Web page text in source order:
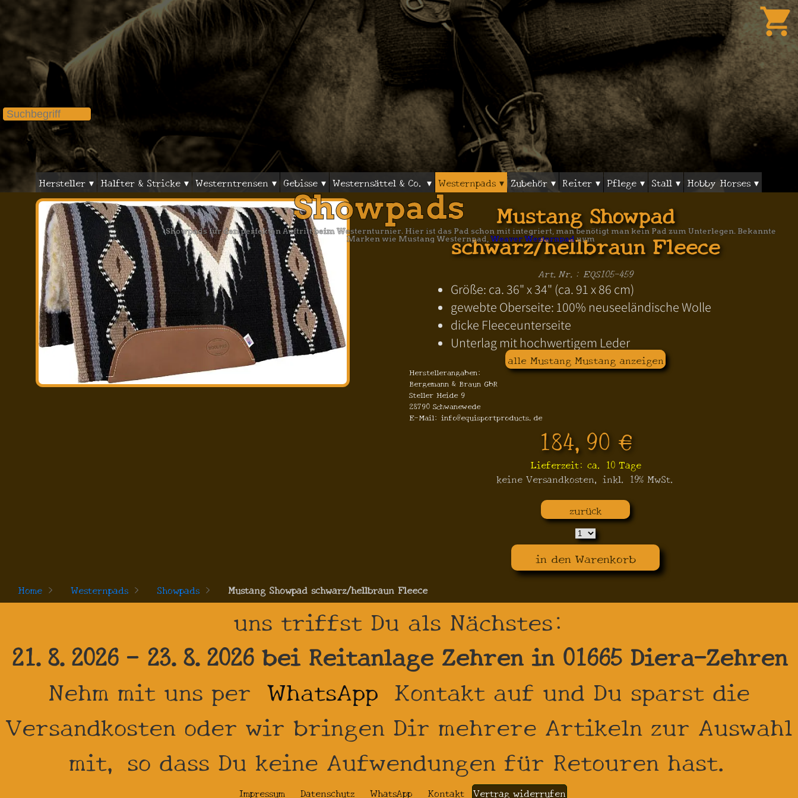
shopping_cart
Showpads
Showpads für den perfekten Auftritt beim Westernturnier. Hier ist das Pad schon mit integriert, man benötigt man kein Pad zum Unterlegen. Bekannte
Marken wie Mustang Westernpad, Weaver Westernpaduvm
Hersteller ▾ Halfter & Stricke ▾ Westerntrensen ▾ Gebisse ▾ Westernsättel & Co. ▾ Westernpads ▾ Zubehör ▾ Reiter ▾ Pflege ▾ Stall ▾ Hobby Horses ▾
Mustang Showpad
schwarz/hellbraun Fleece
Art.Nr.: EQS105-459
Größe: ca. 36" x 34" (ca. 91 x 86 cm)
gewebte Oberseite: 100% neuseeländische Wolle
dicke Fleeceunterseite
Unterlag mit hochwertigem Leder
alle Mustang Mustang anzeigen
Herstellerangaben:
Bergemann & Braun GbR
Steller Heide 9
28790 Schwanewede
E-Mail: info@equisportproducts.de
184,90 €
Lieferzeit: ca. 10 Tage
keine Versandkosten, inkl. 19% MwSt.
zurück
in den Warenkorb
Home > Westernpads > Showpads > Mustang Showpad schwarz/hellbraun Fleece
uns triffst Du als Nächstes:
21.8.2026 - 23.8.2026 bei Reitanlage Zehren in 01665 Diera-Zehren
Nehm mit uns per WhatsApp Kontakt auf und Du sparst die
Versandkosten oder wir bringen Dir mehrere Artikeln zur Auswahl
mit, so dass Du keine Aufwendungen für Retouren hast.
Impressum Datenschutz WhatsApp Kontakt Vertrag widerrufen